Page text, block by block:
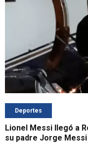
Deportes
Lionel Messi llegó a
su padre Jorge